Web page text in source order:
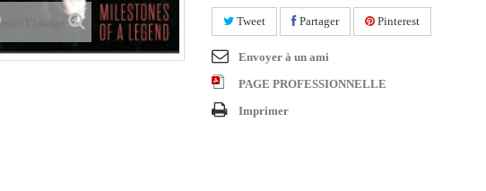
l'image Tweet Partager Pinterest
Envoyer à un ami
PAGE PROFESSIONNELLE
Imprimer